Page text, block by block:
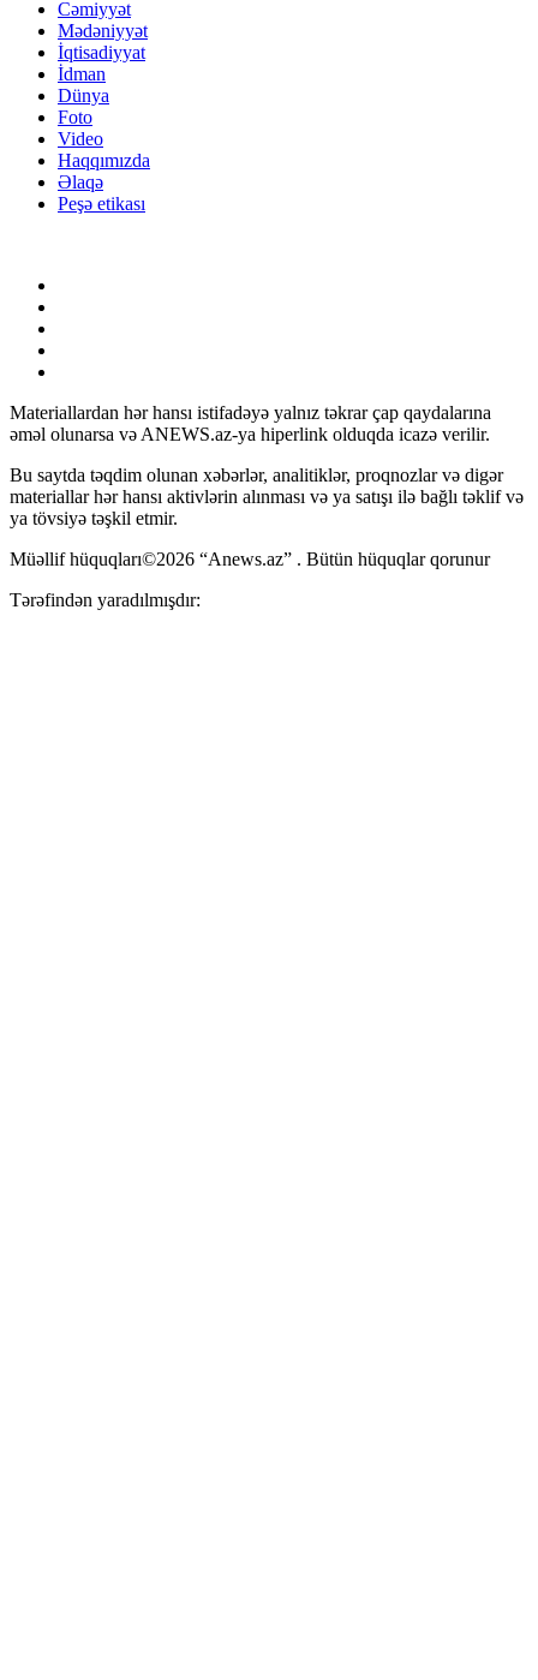
Cəmiyyət
Mədəniyyət
İqtisadiyyat
İdman
Dünya
Foto
Video
Haqqımızda
Əlaqə
Peşə etikası
Materiallardan hər hansı istifadəyə yalnız təkrar çap qaydalarına
əməl olunarsa və ANEWS.az-ya hiperlink olduqda icazə verilir.
Bu saytda təqdim olunan xəbərlər, analitiklər, proqnozlar və digər
materiallar hər hansı aktivlərin alınması və ya satışı ilə bağlı təklif və
ya tövsiyə təşkil etmir.
Müəllif hüquqları©2026 “Anews.az” . Bütün hüquqlar qorunur
Tərəfindən yaradılmışdır: